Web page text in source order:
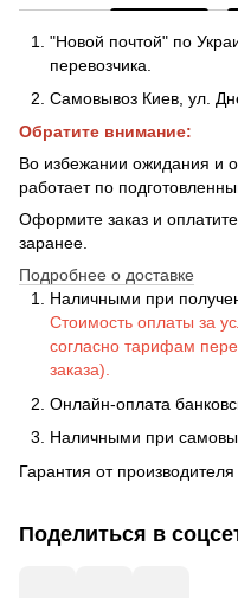
"Новой почтой" по
перевозчика.
Самовывоз Киев, ул.
Обратите внимание:
Во избежании ожидания и
работает по
Оформите заказ и
заранее.
Подробнее о доставке
Наличными при
Стоимость оплаты за
согласно тарифам
заказа).
Онлайн-оплата
Наличными при
Гарантия от
Поделиться в